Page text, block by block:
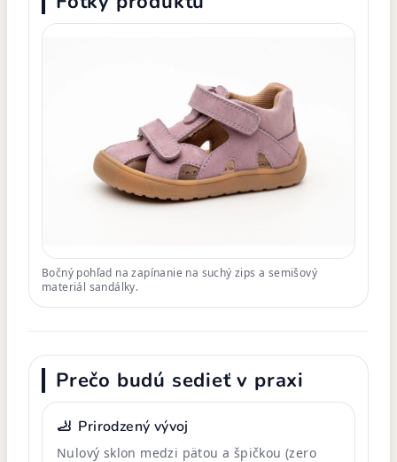
Bočný pohľad na zapínanie na suchý zips a semišový
materiál sandálky.
Prečo budú sedieť v praxi
🦶 Prirodzený vývoj
Nulový sklon medzi pätou a špičkou (zero